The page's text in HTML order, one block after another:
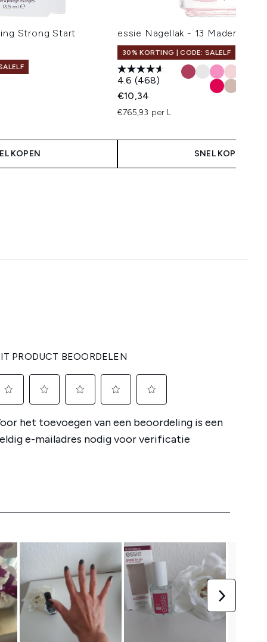
Strong Start
KOPEN
essie Nagellak - 13
30% KORTING | CODE: SALELF
4.6 (468)
€10,34
€765,93 per L
SNEL KOPEN